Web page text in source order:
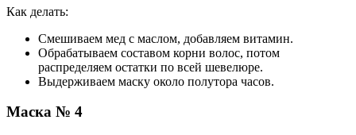
Как делать:
Смешиваем мед с маслом, добавляем витамин.
Обрабатываем составом корни волос, потом
распределяем остатки по всей шевелюре.
Выдерживаем маску около полутора часов.
Маска № 4